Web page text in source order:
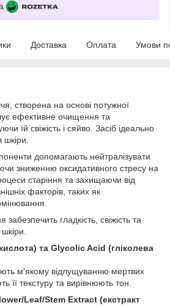
Доставка Оплата Умови
створена на основі потужної
ефективне очищення та
їй свіжість і сяйво. Засіб ідеально
шкіри.
допомагають нейтралізувати
зниженню оксидативного стресу на
старіння та захищаючи від
факторів, таких як
гладкість, свіжість та
та Glycolic Acid (гліколева
м'якому відлущуванню мертвих
її текстуру та вирівнюють тон.
Leaf/Stem Extract (екстракт